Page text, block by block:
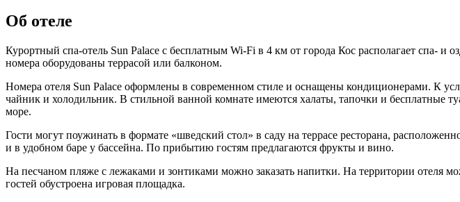
Об отеле
Курортный спа-отель Sun Palace с бесплатным Wi-Fi в 4 км от города Кос располагает спа-
номера оборудованы террасой или балконом.
Номера отеля Sun Palace оформлены в современном стиле и оснащены кондиционерами. К
чайник и холодильник. В стильной ванной комнате имеются халаты, тапочки и бесплатные
море.
Гости могут поужинать в формате «шведский стол» в саду на террасе ресторана,
и в удобном баре у бассейна. По прибытию гостям предлагаются фрукты и вино.
На песчаном пляже с лежаками и зонтиками можно заказать напитки. На территории отеля
гостей обустроена игровая площадка.